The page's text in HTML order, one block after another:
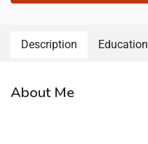
Description Education
About Me